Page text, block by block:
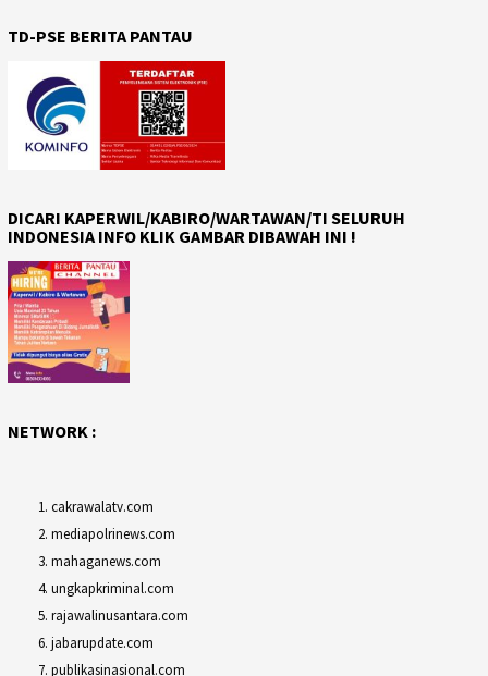
TD-PSE BERITA PANTAU
DICARI KAPERWIL/KABIRO/WARTAWAN/TI SELURUH
INDONESIA INFO KLIK GAMBAR DIBAWAH INI !
NETWORK :
cakrawalatv.com
mediapolrinews.com
mahaganews.com
ungkapkriminal.com
rajawalinusantara.com
jabarupdate.com
publikasinasional.com